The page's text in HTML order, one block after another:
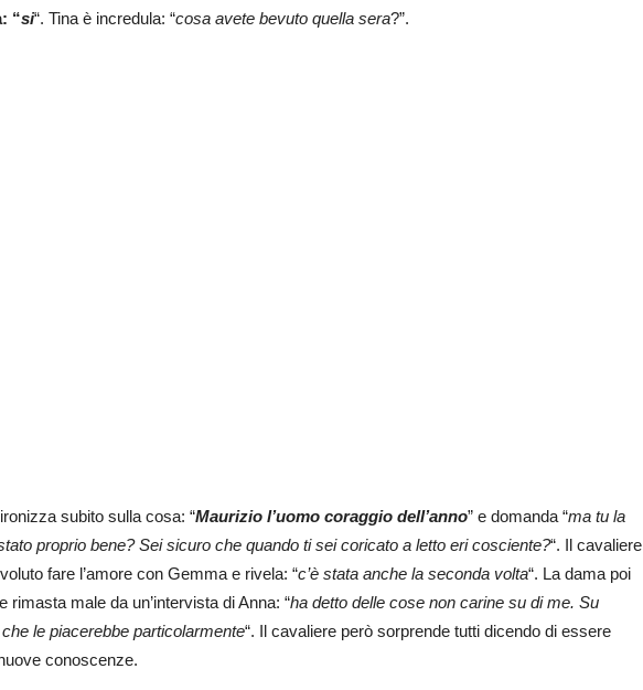
“si“. Tina è incredula: “cosa avete bevuto quella sera?”.
subito sulla cosa: “Maurizio l’uomo coraggio dell’anno” e domanda “ma tu la
proprio bene? Sei sicuro che quando ti sei coricato a letto eri cosciente?“. Il cavaliere
fare l’amore con Gemma e rivela: “c’è stata anche la seconda volta“. La dama poi
rimasta male da un’intervista di Anna: “ha detto delle cose non carine su di me. Su
le piacerebbe particolarmente“. Il cavaliere però sorprende tutti dicendo di essere
conoscenze.